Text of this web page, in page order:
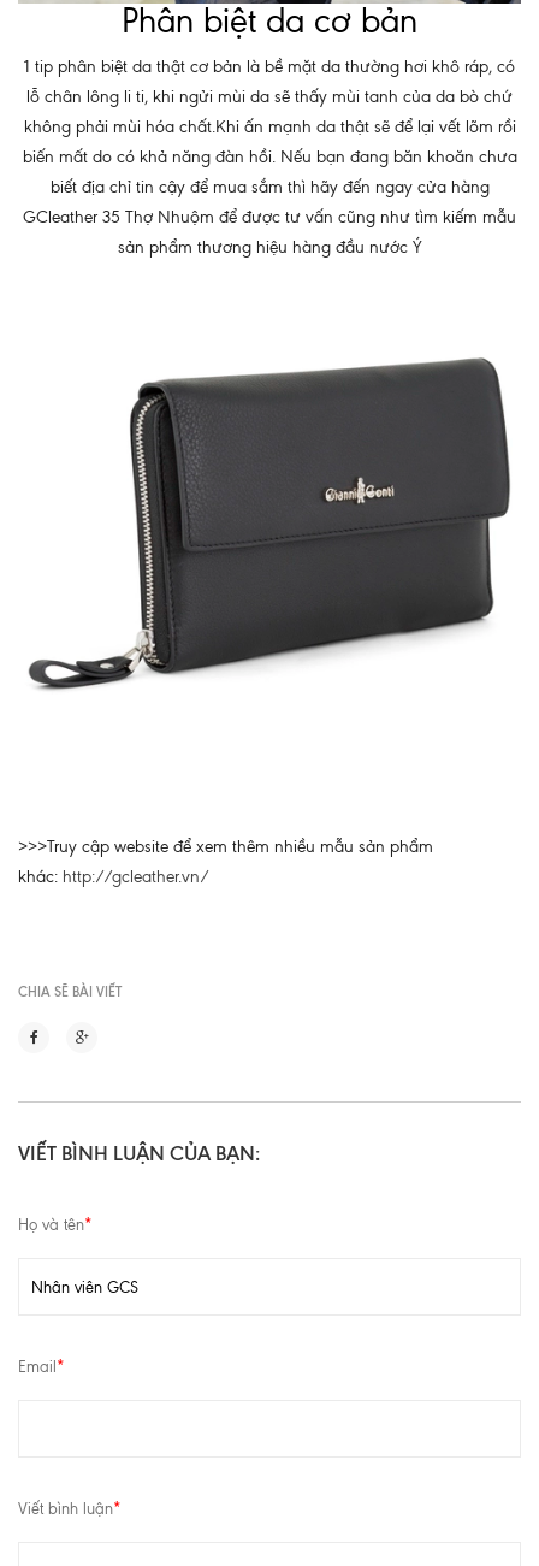
Phân biệt da cơ bản
1 tip phân biệt da thật cơ bản là bề mặt da thường hơi khô ráp, có
lỗ chân lông li ti, khi ngửi mùi da sẽ thấy mùi tanh của da bò chứ
không phải mùi hóa chất.Khi ấn mạnh da thật sẽ để lại vết lõm rồi
biến mất do có khả năng đàn hồi. Nếu bạn đang băn khoăn chưa
biết địa chỉ tin cậy để mua sắm thì hãy đến ngay cửa hàng
GCleather 35 Thợ Nhuộm để được tư vấn cũng như tìm kiếm mẫu
sản phẩm thương hiệu hàng đầu nước Ý
>>>Truy cập website để xem thêm nhiều mẫu sản phẩm
khác: http://gcleather.vn/
CHIA SẼ BÀI VIẾT
VIẾT BÌNH LUẬN CỦA BẠN:
Họ và tên*
Email *
Viết bình luận*